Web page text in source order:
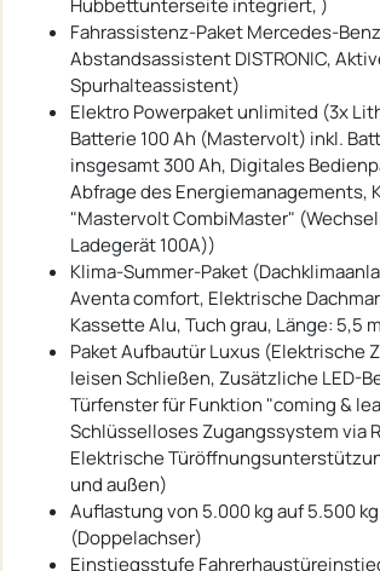
Fahrassistenz-Paket Mercedes-
Abstandsassistent DISTRONIC,
Spurhalteassistent)
Elektro Powerpaket unlimited (3x
Batterie 100 Ah (Mastervolt) inkl.
insgesamt 300 Ah, Digitales
Abfrage des Energiemanagements,
"Mastervolt CombiMaster"
Ladegerät 100A))
Klima-Summer-Paket
Aventa comfort, Elektrische
Kassette Alu, Tuch grau, Länge: 5,5
Paket Aufbautür Luxus (Elektrische
leisen Schließen, Zusätzliche LED-
Türfenster für Funktion "coming &
Schlüsselloses Zugangssystem via
Elektrische
und außen)
Auflastung von 5.000 kg auf 5.500 kg
(Doppelachser)
Einstiegsstufe